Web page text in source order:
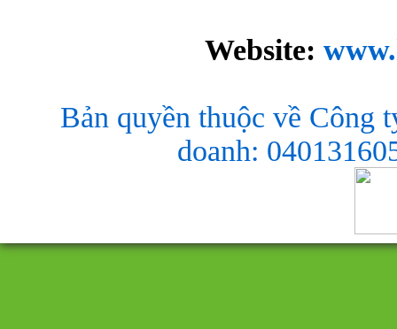
Website:
Bản quyền thuộc về Công
doanh: